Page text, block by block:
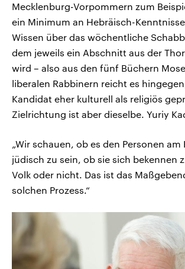
Mecklenburg-Vorpommern zum
ein Minimum an Hebräisch-
Wissen über das wöchentliche
dem jeweils ein Abschnitt aus der
wird – also aus den fünf Büchern
liberalen Rabbinern reicht es
Kandidat eher kulturell als religiös
Zielrichtung ist aber dieselbe. Yuriy
„Wir schauen, ob es den Personen am
jüdisch zu sein, ob sie sich bekennen
Volk oder nicht. Das ist das
solchen Prozess.“